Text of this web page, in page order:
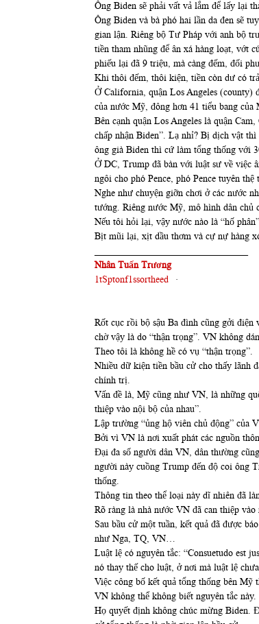
Ông Biden sẽ phải vất vả lắm để lấy lại
Ông Biden và bà phó hai lần da đen sẽ
gian lận. Riêng bộ Tư Pháp với anh bộ
tiền tham nhũng để ân xá hàng loạt, vớt
phiếu lại đã 9 triệu, mà càng đếm, đối
Khi thôi đếm, thôi kiện, tiền còn dư có
Ở California, quận Los Angeles (county)
của nước Mỹ, đông hơn 41 tiểu bang của
Bên cạnh quận Los Angeles là quận
chấp nhận Biden”. Lạ nhỉ? Bị dịch vật
ông già Biden thì cứ làm tổng thống với
Ở DC, Trump đã bàn với luật sư về việc
ngôi cho phó Pence, phó Pence tuyên
Nghe như chuyện giỡn chơi ở các nước
tướng. Riêng nước Mỹ, mô hình dân chủ
Nếu tôi hỏi lại, vậy nước nào là “hố
Bịt mũi lại, xịt dầu thơm và cự nự hàng
Nhân Tuấn Trương
1tSptonf1ssortheed
·
Rốt cục rồi bộ sậu Ba đình cũng gởi điện
chờ vậy là do “thận trọng”. VN không
Theo tôi là không hề có vụ “thận trọng”.
Nhiều dữ kiện tiền bầu cử cho thấy lãnh
chính trị.
Vấn đề là, Mỹ cũng như VN, là những
thiệp vào nội bộ của nhau”.
Lập trường “ủng hộ viên chủ động” của
Bởi vì VN là nơi xuất phát các nguồn
Đại đa số người dân VN, dân thường
người này cuồng Trump đến độ coi ông
thống.
Thông tin theo thể loại này dĩ nhiên đã
Rõ ràng là nhà nước VN đã can thiệp
Sau bầu cử một tuần, kết quả đã được
như Nga, TQ, VN…
Luật lệ có nguyên tắc: “Consuetudo est
nó thay thế cho luật, ở nơi mà luật lệ
Việc công bố kết quả tổng thống bên Mỹ
VN không thể không biết nguyên tắc này.
Họ quyết định không chúc mừng Biden.